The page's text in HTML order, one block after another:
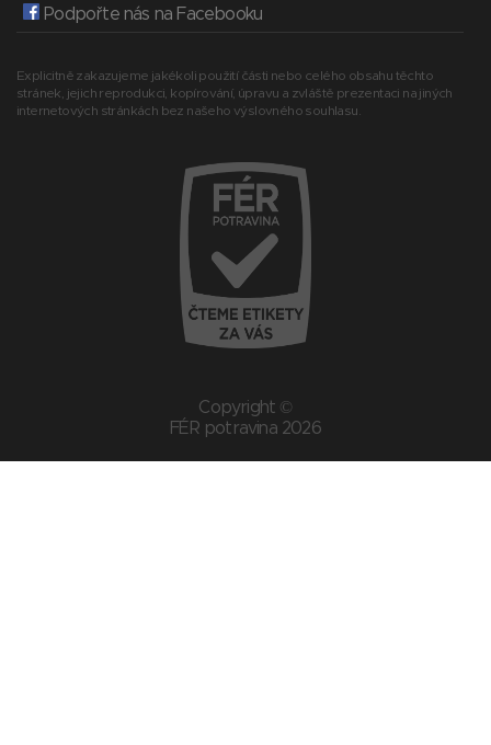
Podpořte nás na Facebooku
Explicitně zakazujeme jakékoli použití části nebo celého obsahu těchto
stránek, jejich reprodukci, kopírování, úpravu a zvláště prezentaci na jiných
internetových stránkách bez našeho výslovného souhlasu.
Copyright ©
FÉR potravina 2026